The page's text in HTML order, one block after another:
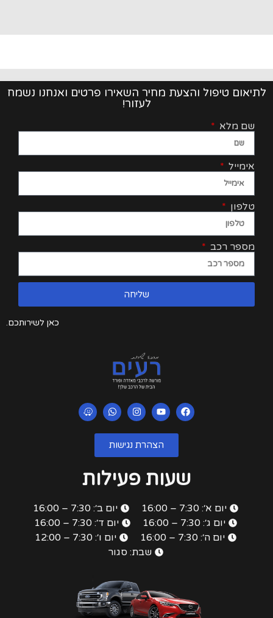
לתיאום טיפול והצעת מחיר השאירו פרטים ואנחנו נשמח
לעזור!
שם מלא
אימייל
טלפון
מספר רכב
שליחה
כאן לשירותכם.
הצהרת נגישות
שעות פעילות
יום א׳: 7:30 – 16:00
יום ב׳: 7:30 – 16:00
יום ג׳: 7:30 – 16:00
יום ד׳: 7:30 – 16:00
יום ה׳: 7:30 – 16:00
יום ו׳: 7:30 – 12:00
שבת: סגור